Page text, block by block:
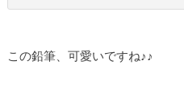
この鉛筆、可愛いですね♪♪